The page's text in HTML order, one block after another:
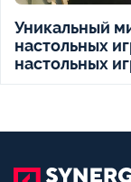
Уникальный
настольных
настольных